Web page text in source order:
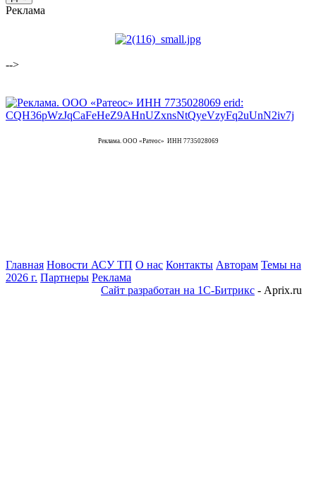
Реклама
-->
Реклама. ООО «Ратеос» ИНН 7735028069
Главная Новости АСУ ТП О нас Контакты Авторам Темы на
2026 г. Партнеры Реклама
Сайт разработан на 1С-Битрикс - Aprix.ru